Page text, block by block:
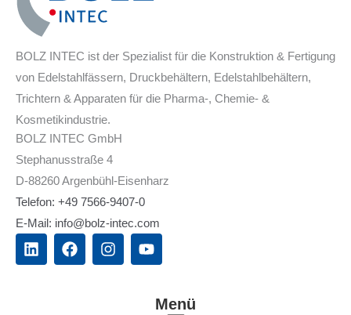
BOLZ INTEC ist der Spezialist für die Konstruktion & Fertigung
von Edelstahlfässern, Druckbehältern, Edelstahlbehältern,
Trichtern & Apparaten für die Pharma-, Chemie- &
Kosmetikindustrie.
BOLZ INTEC GmbH
Stephanusstraße 4
D-88260 Argenbühl-Eisenharz
Telefon: +49 7566-9407-0
E-Mail: info@bolz-intec.com
L
i
F
a
I
n
Y
o
Menü